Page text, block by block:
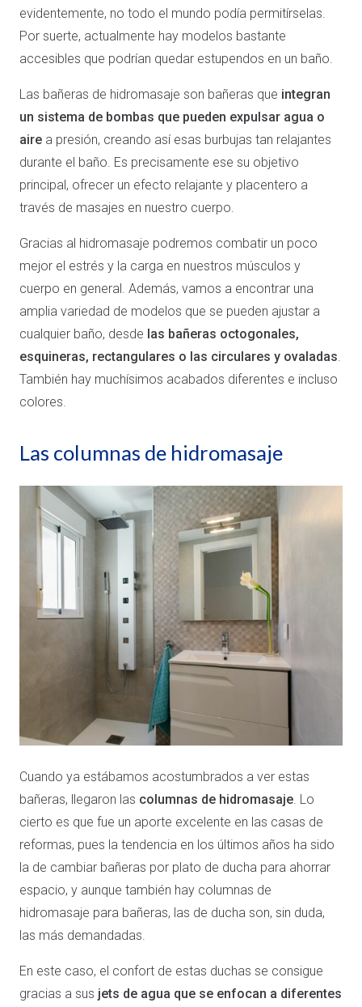
evidentemente, no todo el mundo podía permitírselas.
Por suerte, actualmente hay modelos bastante
accesibles que podrían quedar estupendos en un baño.
Las bañeras de hidromasaje son bañeras que integran
un sistema de bombas que pueden expulsar agua o
aire a presión, creando así esas burbujas tan relajantes
durante el baño. Es precisamente ese su objetivo
principal, ofrecer un efecto relajante y placentero a
través de masajes en nuestro cuerpo.
Gracias al hidromasaje podremos combatir un poco
mejor el estrés y la carga en nuestros músculos y
cuerpo en general. Además, vamos a encontrar una
amplia variedad de modelos que se pueden ajustar a
cualquier baño, desde las bañeras octogonales,
esquineras, rectangulares o las circulares y ovaladas.
También hay muchísimos acabados diferentes e incluso
colores.
Las columnas de hidromasaje
Cuando ya estábamos acostumbrados a ver estas
bañeras, llegaron las columnas de hidromasaje. Lo
cierto es que fue un aporte excelente en las casas de
reformas, pues la tendencia en los últimos años ha sido
la de cambiar bañeras por plato de ducha para ahorrar
espacio, y aunque también hay columnas de
hidromasaje para bañeras, las de ducha son, sin duda,
las más demandadas.
En este caso, el confort de estas duchas se consigue
gracias a sus jets de agua que se enfocan a diferentes